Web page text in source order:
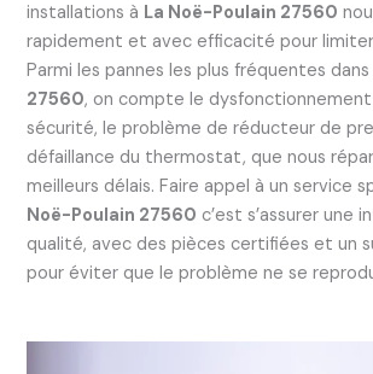
installations à La Noë-Poulain 27560
rapidement et avec efficacité pour
Parmi les pannes les plus fréquentes dans
27560, on compte le
sécurité, le problème de réducteur de
défaillance du thermostat, que nous
meilleurs délais. Faire appel à un service
Noë-Poulain 27560 c’est s’assurer une
qualité, avec des pièces certifiées et un
pour éviter que le problème ne se